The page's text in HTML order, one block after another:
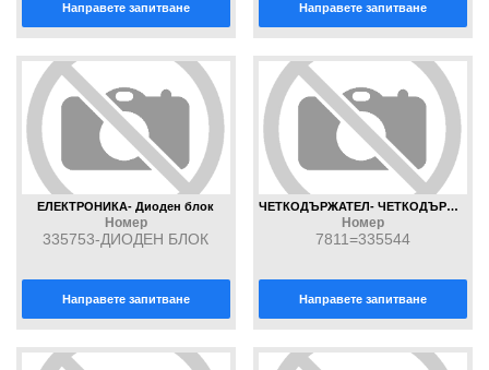
Направете запитване Направете запитване
ЕЛЕКТРОНИКА- Диоден блок
Номер
335753-ДИОДЕН БЛОК
Направете запитване
ЧЕТКОДЪРЖАТЕЛ- ЧЕТКОДЪРЖАТЕЛ-
Номер
7811=335544
Направете запитване